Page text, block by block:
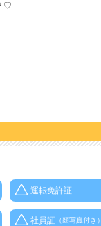
♡
運転免許証
社員証 （顔写真付き）